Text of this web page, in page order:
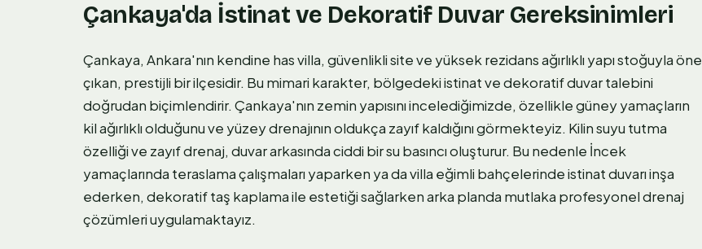
Çankaya'da İstinat ve Dekoratif Duvar Gereksinimleri
Çankaya, Ankara'nın kendine has villa, güvenlikli site ve yüksek rezidans ağırlıklı yapı stoğuyla öne
çıkan, prestijli bir ilçesidir. Bu mimari karakter, bölgedeki istinat ve dekoratif duvar talebini
doğrudan biçimlendirir. Çankaya'nın zemin yapısını incelediğimizde, özellikle güney yamaçların
kil ağırlıklı olduğunu ve yüzey drenajının oldukça zayıf kaldığını görmekteyiz. Kilin suyu tutma
özelliği ve zayıf drenaj, duvar arkasında ciddi bir su basıncı oluşturur. Bu nedenle İncek
yamaçlarında teraslama çalışmaları yaparken ya da villa eğimli bahçelerinde istinat duvarı inşa
ederken, dekoratif taş kaplama ile estetiği sağlarken arka planda mutlaka profesyonel drenaj
çözümleri uygulamaktayız.